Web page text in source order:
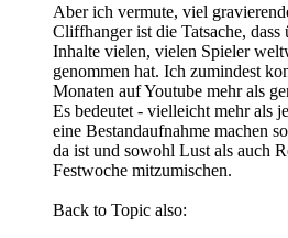
Aber ich vermute, viel
Cliffhanger ist die Tatsache,
Inhalte vielen, vielen Spieler
genommen hat. Ich zumindest
Monaten auf Youtube mehr als
Es bedeutet - vielleicht mehr als
eine Bestandaufnahme machen
da ist und sowohl Lust als auch
Festwoche mitzumischen.
Back to Topic also: